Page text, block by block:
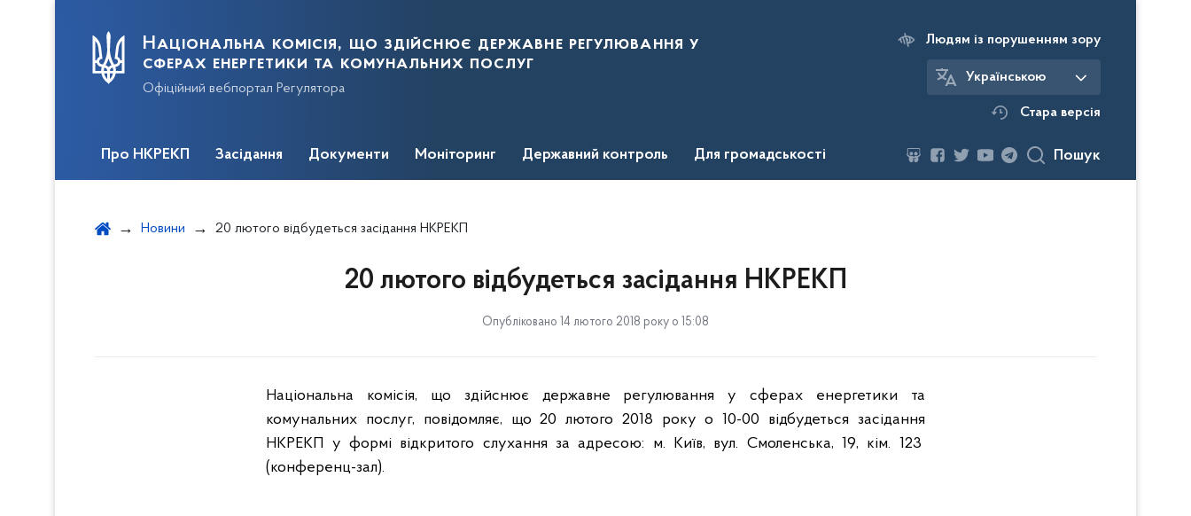
Національна комісія, що здійснює державне регулювання у
сферах енергетики та комунальних послуг
Офіційний вебпортал Регулятора
Людям із порушенням зору
Українською
Стара версія
Про НКРЕКП Засідання Документи Моніторинг Державний контроль Для громадськості Пошук
Новини 20 лютого відбудеться засідання НКРЕКП
20 лютого відбудеться засідання НКРЕКП
Опубліковано 14 лютого 2018 року о 15:08
Національна комісія, що здійснює державне регулювання у сферах енергетики та
комунальних послуг, повідомляє, що 20 лютого 2018 року о 10-00 відбудеться засідання
НКРЕКП у формі відкритого слухання за адресою: м. Київ, вул. Смоленська, 19, кім. 123
(конференц-зал).